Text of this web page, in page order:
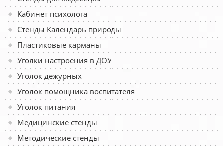
Кабинет психолога
Стенды Календарь природы
Пластиковые карманы
Уголки настроения в ДОУ
Уголок дежурных
Уголок помощника воспитателя
Уголок питания
Медицинские стенды
Методические стенды